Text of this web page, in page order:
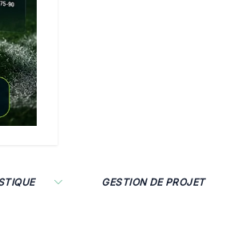
GESTION DE PROJET